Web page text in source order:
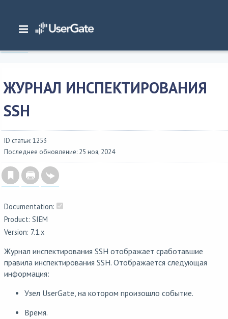
Главная/ Документация/SIEM/
UserGate SIEM 7.2.x Руководство администратора
ЖУРНАЛ ИНСПЕКТИРОВАНИЯ
SSH
ID статьи: 1253
Последнее обновление: 25 ноя, 2024
Documentation:
Product: SIEM
Version: 7.1.x
Журнал инспектирования SSH отображает сработавшие
правила инспектирования SSH. Отображается следующая
информация:
Узел UserGate, на котором произошло событие.
Время.